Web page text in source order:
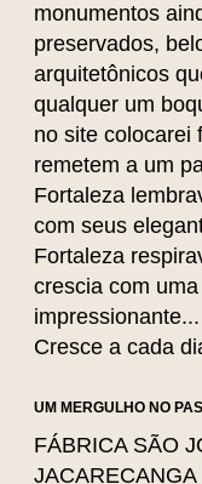
monumentos
preservados,
arquitetônicos
qualquer um
no site colocarei
remetem a um
Fortaleza
com seus
Fortaleza
crescia com
Cresce a cada
UM MERGULHO NO
FÁBRICA SÃO
JACARECANGA